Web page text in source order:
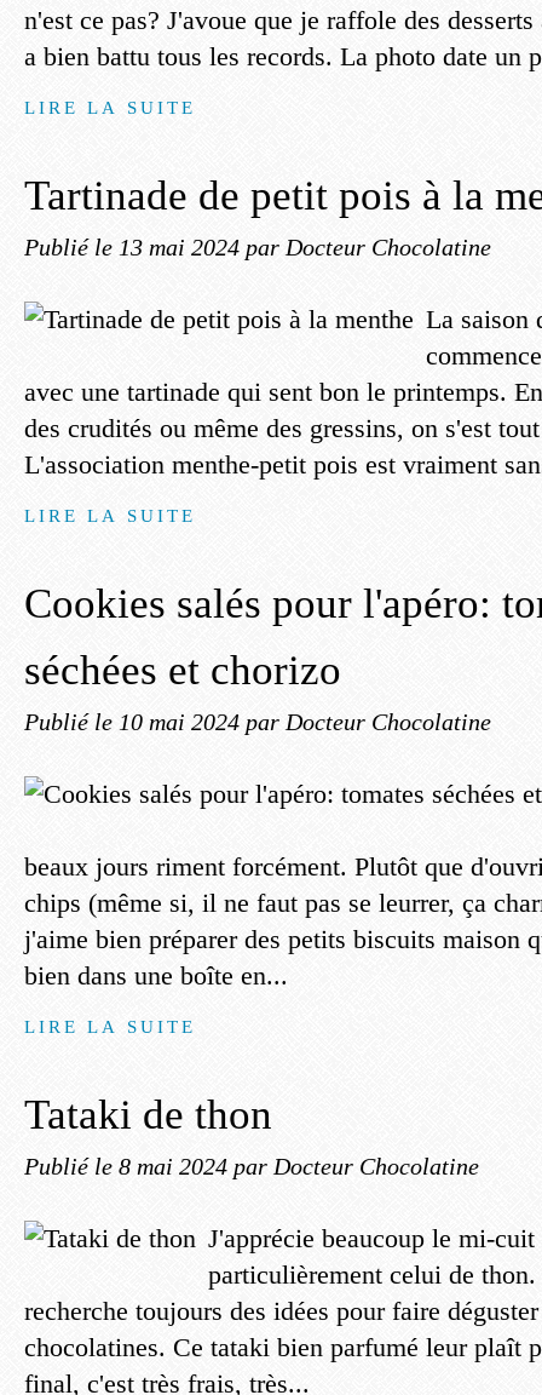
n'est ce pas? J'avoue que je raffole des
a bien battu tous les records. La photo date un
LIRE LA SUITE
Tartinade de petit pois à la
Publié le 13 mai 2024 par Docteur Chocolatine
La saison
avec une tartinade qui sent bon le printemps.
des crudités ou même des gressins, on s'est
L'association menthe-petit pois est vraiment
LIRE LA SUITE
Cookies salés pour l'apéro:
séchées et chorizo
Publié le 10 mai 2024 par Docteur Chocolatine
beaux jours riment forcément. Plutôt que
chips (même si, il ne faut pas se leurrer, ça
j'aime bien préparer des petits biscuits maison
bien dans une boîte en...
LIRE LA SUITE
Tataki de thon
Publié le 8 mai 2024 par Docteur Chocolatine
J'apprécie beaucoup le mi-cuit
particulièrement celui de
recherche toujours des idées pour faire
chocolatines. Ce tataki bien parfumé leur plaît
final, c'est très frais, très...